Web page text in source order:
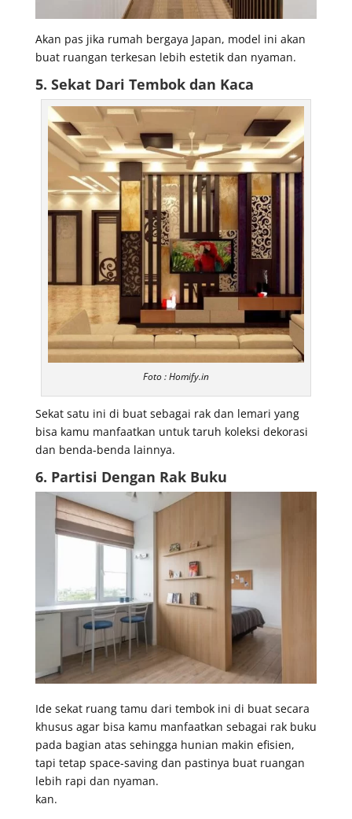
Akan pas jika rumah bergaya Japan, model ini akan
buat ruangan terkesan lebih estetik dan nyaman.
5. Sekat Dari Tembok dan Kaca
Foto : Homify.in
Sekat satu ini di buat sebagai rak dan lemari yang
bisa kamu manfaatkan untuk taruh koleksi dekorasi
dan benda-benda lainnya.
6. Partisi Dengan Rak Buku
Ide sekat ruang tamu dari tembok ini di buat secara
khusus agar bisa kamu manfaatkan sebagai rak buku
pada bagian atas sehingga hunian makin efisien,
tapi tetap space-saving dan pastinya buat ruangan
lebih rapi dan nyaman.
kan.